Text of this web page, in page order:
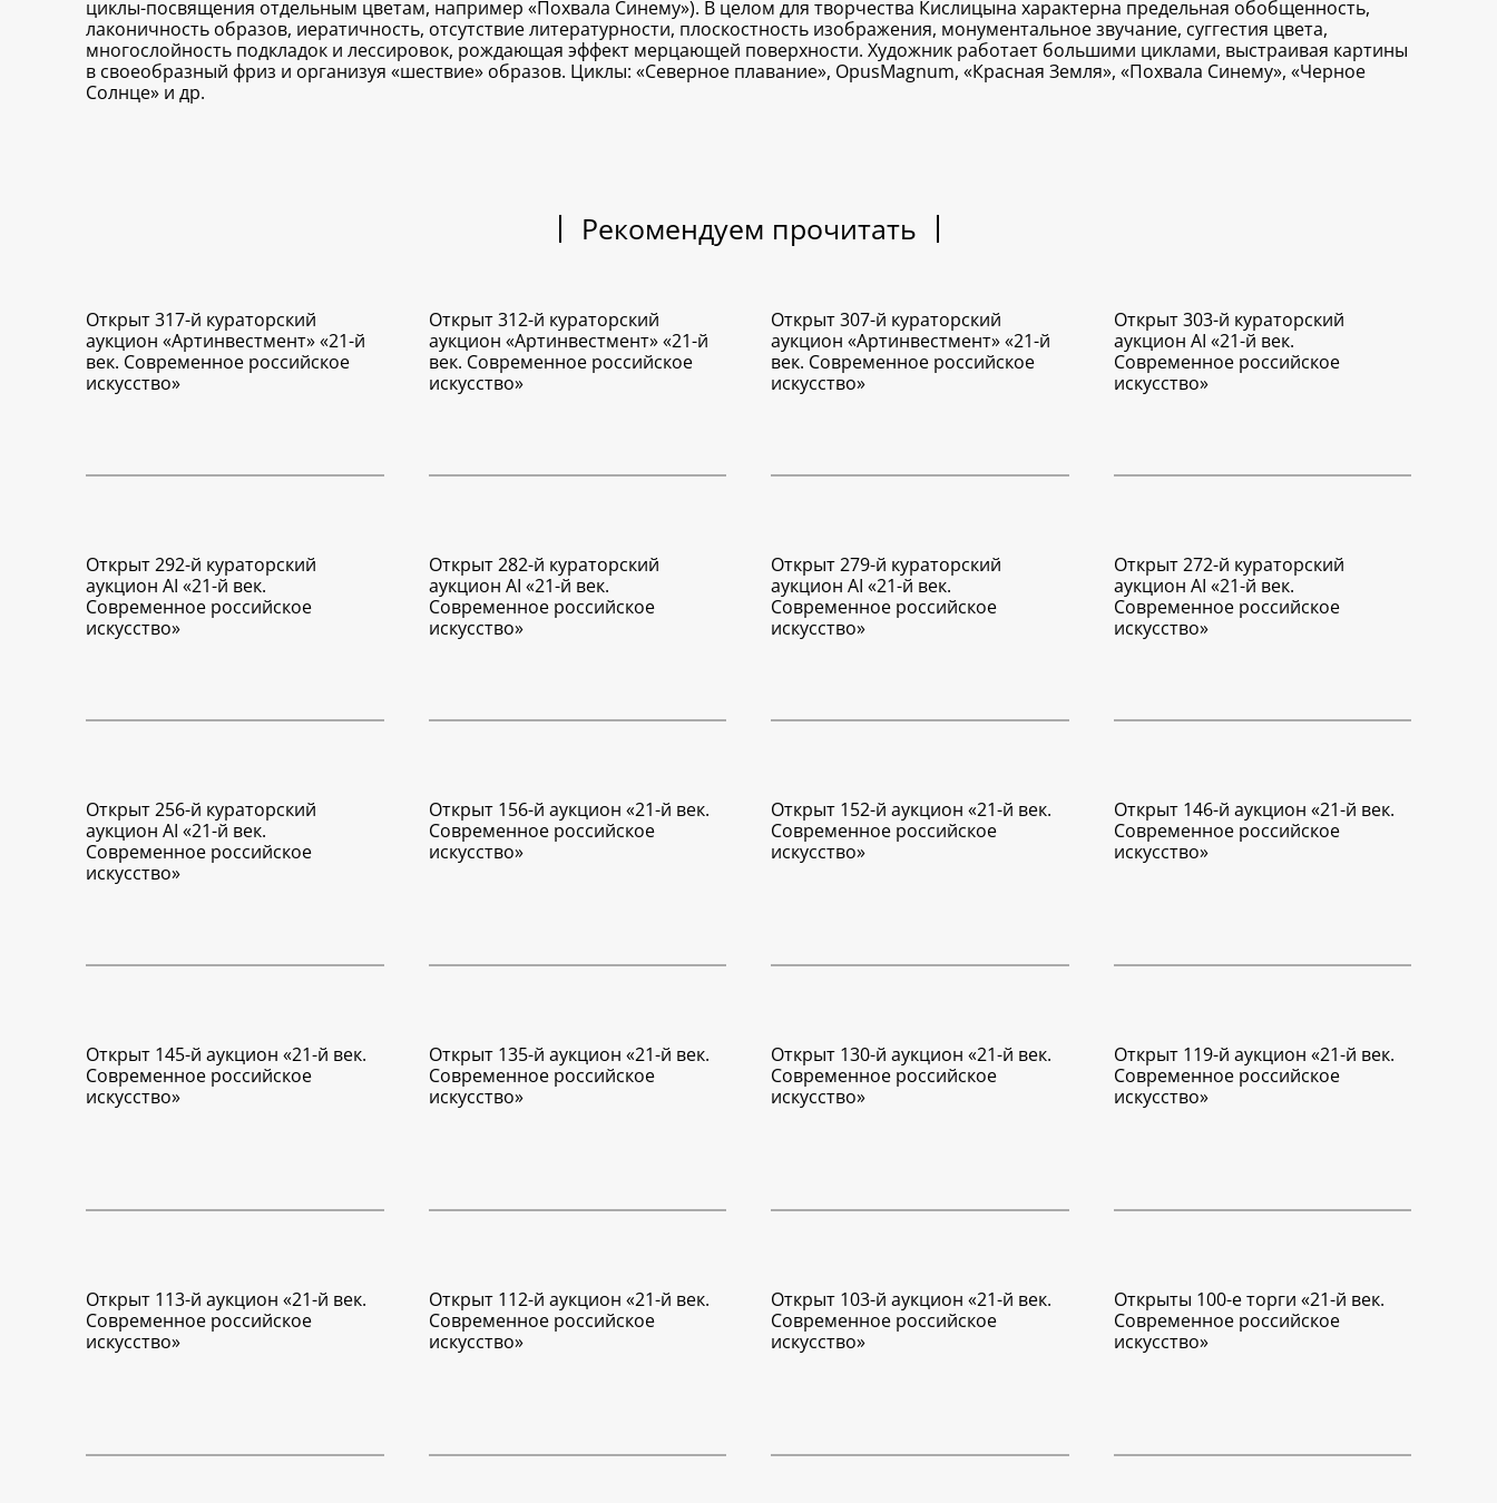
циклы-посвящения отдельным цветам, например «Похвала Синему»). В целом для творчества Кислицына характерна предельная обобщенность,
лаконичность образов, иератичность, отсутствие литературности, плоскостность изображения, монументальное звучание, суггестия цвета,
многослойность подкладок и лессировок, рождающая эффект мерцающей поверхности. Художник работает большими циклами, выстраивая картины
в своеобразный фриз и организуя «шествие» образов. Циклы: «Северное плавание», OpusMagnum, «Красная Земля», «Похвала Синему», «Черное
Солнце» и др.
Рекомендуем прочитать
Открыт 317-й кураторский
аукцион «Артинвестмент» «21-й
век. Современное российское
искусство»
Открыт 312-й кураторский
аукцион «Артинвестмент» «21-й
век. Современное российское
искусство»
Открыт 307-й кураторский
аукцион «Артинвестмент» «21-й
век. Современное российское
искусство»
Открыт 303-й кураторский
аукцион AI «21-й век.
Современное российское
искусство»
Открыт 292-й кураторский
аукцион AI «21-й век.
Современное российское
искусство»
Открыт 282-й кураторский
аукцион AI «21-й век.
Современное российское
искусство»
Открыт 279-й кураторский
аукцион AI «21-й век.
Современное российское
искусство»
Открыт 272-й кураторский
аукцион AI «21-й век.
Современное российское
искусство»
Открыт 256-й кураторский
аукцион AI «21-й век.
Современное российское
искусство»
Открыт 156-й аукцион «21-й век.
Современное российское
искусство»
Открыт 152-й аукцион «21-й век.
Современное российское
искусство»
Открыт 146-й аукцион «21-й век.
Современное российское
искусство»
Открыт 145-й аукцион «21-й век.
Современное российское
искусство»
Открыт 135-й аукцион «21-й век.
Современное российское
искусство»
Открыт 130-й аукцион «21-й век.
Современное российское
искусство»
Открыт 119-й аукцион «21-й век.
Современное российское
искусство»
Открыт 113-й аукцион «21-й век.
Современное российское
искусство»
Открыт 112-й аукцион «21-й век.
Современное российское
искусство»
Открыт 103-й аукцион «21-й век.
Современное российское
искусство»
Открыты 100-е торги «21-й век.
Современное российское
искусство»